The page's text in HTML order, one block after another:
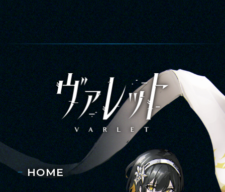
HOME